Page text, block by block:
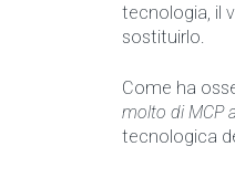
tecnologia, il
sostituirlo.
Come ha
molto di MCP
tecnologica